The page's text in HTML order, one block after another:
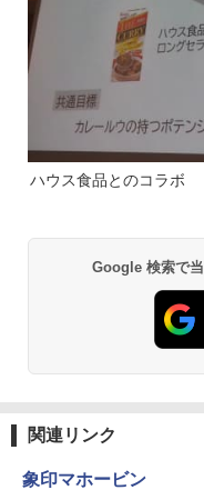
ハウス食品とのコラボ
Google 検索で
関連リンク
象印マホービン